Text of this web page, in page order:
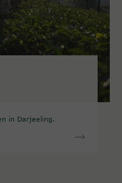
in Darjeeling.